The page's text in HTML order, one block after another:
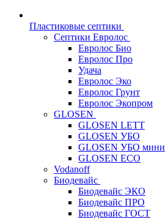
Пластиковые септики
Септики Евролос
Евролос Био
Евролос Про
Удача
Евролос Эко
Евролос Грунт
Евролос Экопром
GLOSEN
GLOSEN LETT
GLOSEN УБО
GLOSEN УБО мини
GLOSEN ECO
Vodanoff
Биодевайс
Биодевайс ЭКО
Биодевайс ПРО
Биодевайс ГОСТ